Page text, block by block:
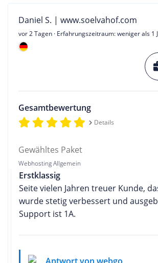
Daniel S. | www.soelvahof.com
vor 2 Tagen · Erfahrungszeitraum: weniger als 1
Gesamtbewertung
Details
Gewähltes Paket
Webhosting Allgemein
Erstklassig
Seite vielen Jahren treuer Kunde,
wurde stetig verbessert und
Support ist 1A.
Antwort von webgo